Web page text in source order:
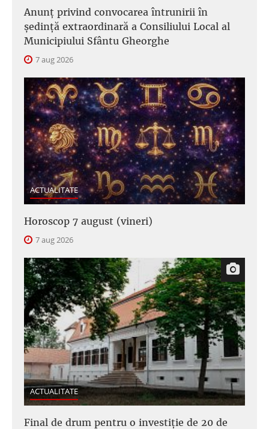
Anunţ privind convocarea întrunirii în
şedinţă extraordinară a Consiliului Local al
Municipiului Sfântu Gheorghe
7 aug 2026
ACTUALITATE
Horoscop 7 august (vineri)
7 aug 2026
ACTUALITATE
Final de drum pentru o investiție de 20 de